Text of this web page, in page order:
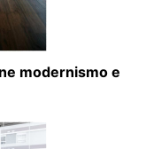
modernismo e